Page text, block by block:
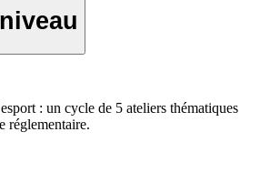
: un cycle de 5 ateliers thématiques
réglementaire.